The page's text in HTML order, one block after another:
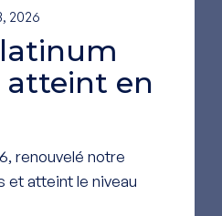
2026
atteint en
renouvelé notre
et atteint le niveau
PAGE